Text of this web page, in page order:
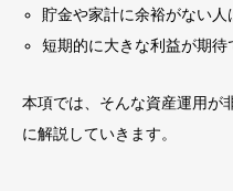
貯金や家計に余裕がない
短期的に大きな利益が期待
本項では、そんな資産運用が
に解説していきます。